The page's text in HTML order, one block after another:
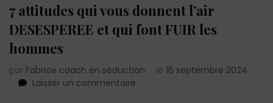
7 attitudes qui vous donnent l’air
DESESPEREE et qui font FUIR les
hommes
par Fabrice coach en séduction le 15 septembre 2024
Laisser un commentaire